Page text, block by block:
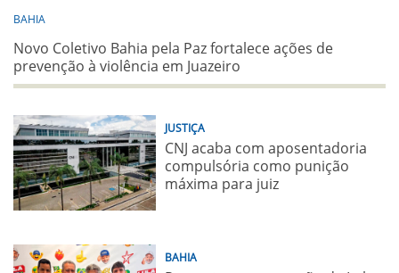
BAHIA
Novo Coletivo Bahia pela Paz fortalece ações de
prevenção à violência em Juazeiro
JUSTIÇA
CNJ acaba com aposentadoria
compulsória como punição
máxima para juiz
BAHIA